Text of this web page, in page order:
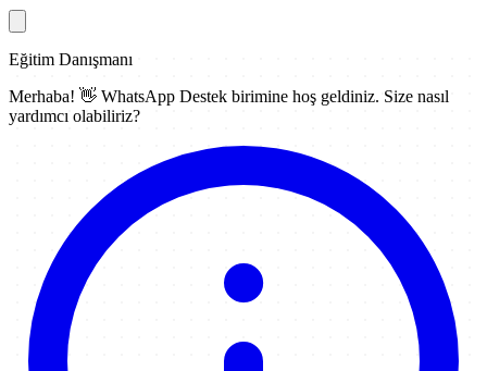
Eğitim Danışmanı
Merhaba! 👋 WhatsApp Destek birimine hoş geldiniz. Size nasıl
yardımcı olabiliriz?